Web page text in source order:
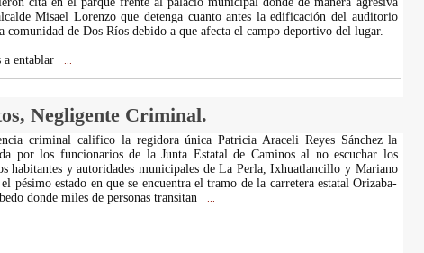
Misael Lorenzo que detenga cuanto antes la edificación del auditorio
comunidad de Dos Ríos debido a que afecta el campo deportivo del lugar.
a entablar
Negligente Criminal.
criminal califico la regidora única Patricia Araceli Reyes Sánchez la
por los funcionarios de la Junta Estatal de Caminos al no escuchar los
habitantes y autoridades municipales de La Perla, Ixhuatlancillo y Mariano
pésimo estado en que se encuentra el tramo de la carretera estatal Orizaba-
donde miles de personas transitan